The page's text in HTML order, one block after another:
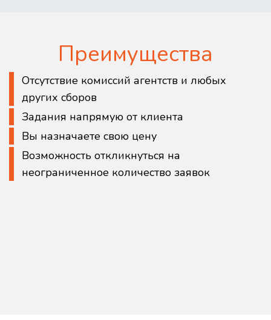
Преимущества
Отсутствие комиссий агентств и любых
других сборов
Задания напрямую от клиента
Вы назначаете свою цену
Возможность откликнуться на
неограниченное количество заявок